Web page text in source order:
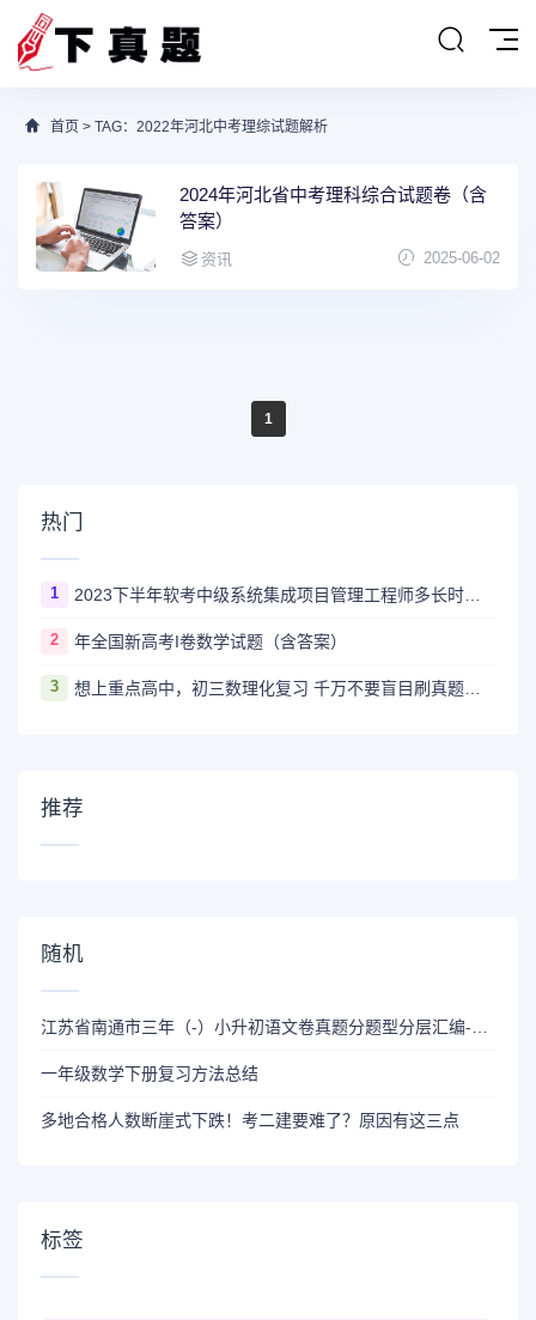
首页 > TAG：2022年河北中考理综试题解析
2024年河北省中考理科综合试题卷（含
答案）
资讯 2025-06-02
1
热门
1 2023下半年软考中级系统集成项目管理工程师多长时间出成绩
2 年全国新高考I卷数学试题（含答案）
3 想上重点高中，初三数理化复习 千万不要盲目刷真题卷和模拟卷！
推荐
随机
一年级数学下册复习方法总结
多地合格人数断崖式下跌！考二建要难了？原因有这三点
标签